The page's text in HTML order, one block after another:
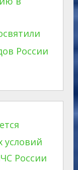
России
условий
России